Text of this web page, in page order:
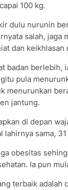
100 kg.
dulu nurunin
salah, jaga
dan keikhlasan
badan berlebih,
pula
menurunkan
jantung.
di depan
lahirnya sama,
obesitas
Ia pun
terbaik adalah